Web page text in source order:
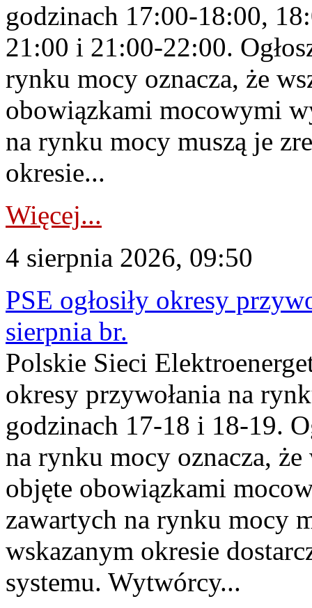
godzinach 17:00-18:00,
21:00 i 21:00-22:00.
rynku mocy oznacza, że
obowiązkami mocowymi
na rynku mocy muszą je
okresie...
Więcej...
4 sierpnia 2026, 09:50
PSE ogłosiły okresy
sierpnia br.
Polskie Sieci
okresy przywołania na
godzinach 17-18 i 18-19.
na rynku mocy oznacza,
objęte obowiązkami
zawartych na rynku mocy
wskazanym okresie
systemu. Wytwórcy...